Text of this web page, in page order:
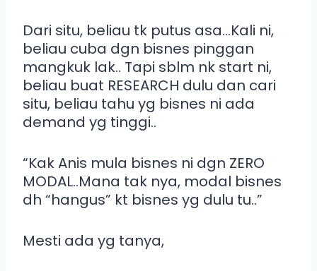
Dari situ, beliau tk putus asa…Kali ni,
beliau cuba dgn bisnes pinggan
mangkuk lak.. Tapi sblm nk start ni,
beliau buat RESEARCH dulu dan cari
situ, beliau tahu yg bisnes ni ada
demand yg tinggi..
“Kak Anis mula bisnes ni dgn ZERO
MODAL..Mana tak nya, modal bisnes
dh “hangus” kt bisnes yg dulu tu..”
Mesti ada yg tanya,